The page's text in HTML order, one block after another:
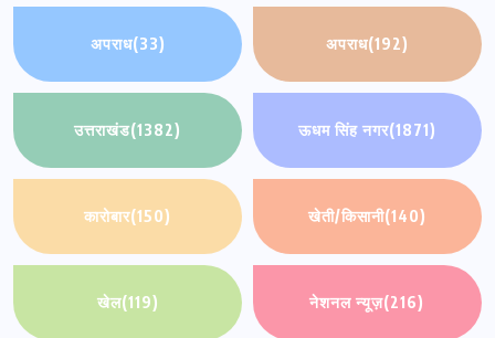
अपराध(33) अपराध(192)
उत्तराखंड(1382) ऊधम सिंह नगर(1871)
कारोबार(150) खेती/किसानी(140)
खेल(119) नेशनल न्यूज़(216)